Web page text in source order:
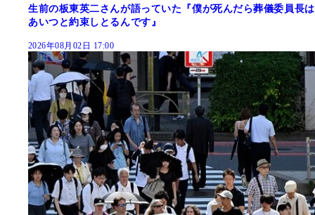
生前の板東英二さんが語っていた『僕が死んだら葬儀委員長は
あいつと約束しとるんです』
2026年08月02日 17:00